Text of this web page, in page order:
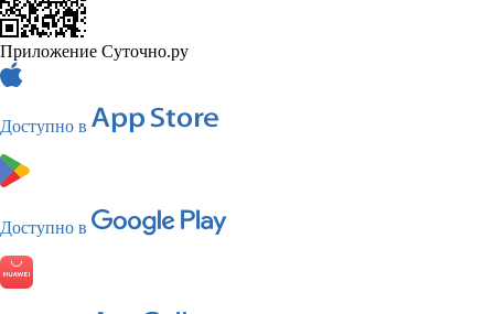
Приложение Суточно.ру
Доступно в
Доступно в